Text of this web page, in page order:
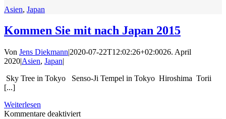
Asien, Japan
Kommen Sie mit nach Japan 2015
Von Jens Diekmann|2020-07-22T12:02:26+02:0026. April
2020|Asien, Japan|
Sky Tree in Tokyo Senso-Ji Tempel in Tokyo Hiroshima Torii
[...]
Weiterlesen
Kommentare deaktiviertfür